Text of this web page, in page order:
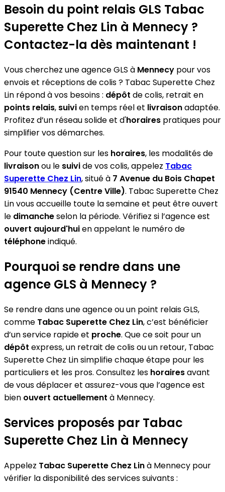
−
Besoin du point relais GLS Tabac
Superette Chez Lin à Mennecy ?
Contactez-la dès maintenant !
Vous cherchez une agence GLS à Mennecy pour vos
envois et réceptions de colis ? Tabac Superette Chez
Lin répond à vos besoins : dépôt de colis, retrait en
points relais, suivien temps réel et livraisonadaptée.
Profitez d’un réseau solide et d'horaires pratiques pour
simplifier vos démarches.
Pour toute question sur les horaires, les modalités de
livraisonou le suivide vos colis, appelez Tabac
Superette Chez Lin, situé à 7 Avenue du Bois Chapet
91540 Mennecy (Centre Ville). Tabac Superette Chez
Lin vous accueille toute la semaine et peut être ouvert
le dimancheselon la période. Vérifiez si l’agence est
ouvert aujourd'huien appelant le numéro de
téléphoneindiqué.
Pourquoi se rendre dans une
agence GLS à Mennecy ?
Se rendre dans une agence ou un point relais GLS,
comme Tabac Superette Chez Lin, c’est bénéficier
d’un service rapide et proche. Que ce soit pour un
dépôt express, un retrait de colis ou un retour, Tabac
Superette Chez Lin simplifie chaque étape pour les
particuliers et les pros. Consultez les horairesavant
de vous déplacer et assurez-vous que l’agence est
bien ouvert actuellement à Mennecy.
Services proposés par Tabac
Superette Chez Lin à Mennecy
Appelez Tabac Superette Chez Linà Mennecy pour
vérifier la disponibilité des services suivants :